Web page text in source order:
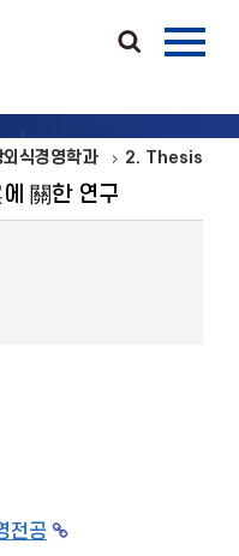
식경영학과 2. Thesis
關한 연구
전공